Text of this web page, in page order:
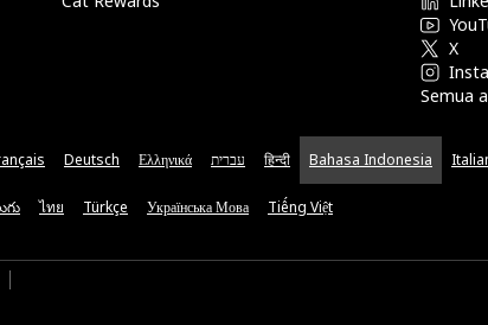
X
Semua
Deutsch Ελληνικά עברית हिन्दी Bahasa Indonesia
ไทย Türkçe Українська Мова Tiếng Việt